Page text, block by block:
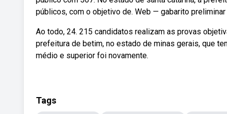
públicos, com o objetivo de. Web — gabarito
Ao todo, 24. 215 candidatos realizam as provas
prefeitura de betim, no estado de minas gerais, que
médio e superior foi novamente.
Tags